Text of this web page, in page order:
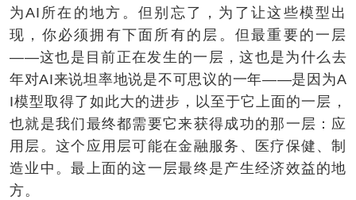
为AI所在的地方。但别忘了，为了让这些模型出
现，你必须拥有下面所有的层。但最重要的一层
——这也是目前正在发生的一层，这也是为什么去
年对AI来说坦率地说是不可思议的一年——是因为A
I模型取得了如此大的进步，以至于它上面的一层，
也就是我们最终都需要它来获得成功的那一层：应
用层。这个应用层可能在金融服务、医疗保健、制
造业中。最上面的这一层最终是产生经济效益的地
方。